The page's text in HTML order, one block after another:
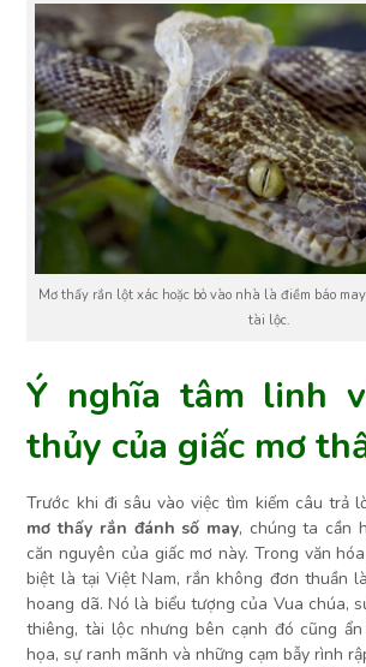
Mơ thấy rắn lột xác hoặc bò vào nhà là điềm báo
tài lộc.
Ý nghĩa tâm linh
thủy của giấc mơ
Trước khi đi sâu vào việc tìm kiếm câu trả
mơ thấy rắn đánh số may, chúng ta cần
căn nguyên của giấc mơ này. Trong văn
biệt là tại Việt Nam, rắn không đơn thuần
hoang dã. Nó là biểu tượng của Vua chúa,
thiêng, tài lộc nhưng bên cạnh đó cũng
họa, sự ranh mãnh và những cạm bẫy rình